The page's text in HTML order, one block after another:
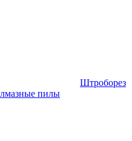
Штроборез
пилы